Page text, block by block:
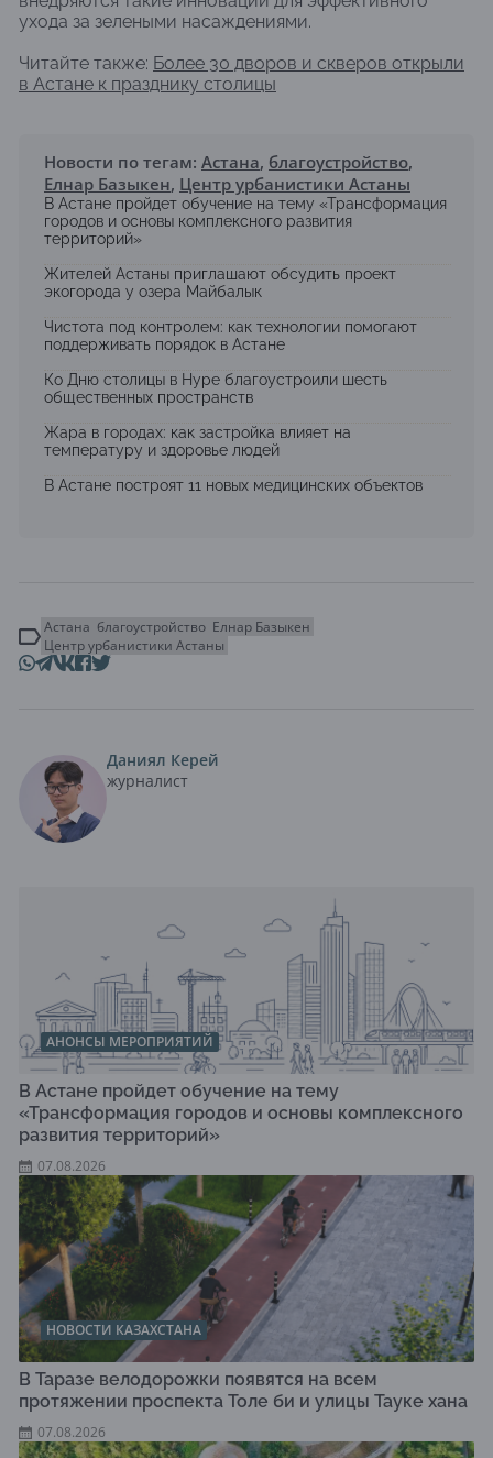
ухода за зелеными насаждениями.
Читайте также: Более 30 дворов и скверов открыли
в Астане к празднику столицы
Новости по тегам: Астана, благоустройство,
Елнар Базыкен, Центр урбанистики Астаны
В Астане пройдет обучение на тему «Трансформация
городов и основы комплексного развития
территорий»
Жителей Астаны приглашают обсудить проект
экогорода у озера Майбалык
Чистота под контролем: как технологии помогают
поддерживать порядок в Астане
Ко Дню столицы в Нуре благоустроили шесть
общественных пространств
Жара в городах: как застройка влияет на
температуру и здоровье людей
В Астане построят 11 новых медицинских объектов
Астана благоустройство Елнар Базыкен
Центр урбанистики Астаны
Даниял Керей
журналист
АНОНСЫ МЕРОПРИЯТИЙ
В Астане пройдет обучение на тему
«Трансформация городов и основы комплексного
развития территорий»
07.08.2026
НОВОСТИ КАЗАХСТАНА
В Таразе велодорожки появятся на всем
протяжении проспекта Толе би и улицы Тауке хана
07.08.2026